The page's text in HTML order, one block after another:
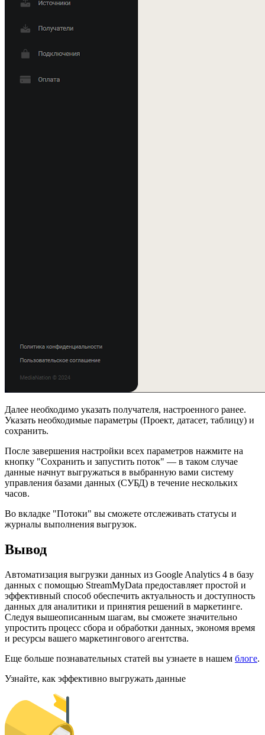
Далее необходимо указать получателя, настроенного ранее.
Указать необходимые параметры (Проект, датасет, таблицу) и
сохранить.
После завершения настройки всех параметров нажмите на
кнопку "Сохранить и запустить поток" — в таком случае
данные начнут выгружаться в выбранную вами систему
управления базами данных (СУБД) в течение нескольких
часов.
Во вкладке "Потоки" вы сможете отслеживать статусы и
журналы выполнения выгрузок.
Вывод
Автоматизация выгрузки данных из Google Analytics 4 в базу
данных с помощью StreamMyData предоставляет простой и
эффективный способ обеспечить актуальность и доступность
данных для аналитики и принятия решений в маркетинге.
Следуя вышеописанным шагам, вы сможете значительно
упростить процесс сбора и обработки данных, экономя время
и ресурсы вашего маркетингового агентства.
Еще больше познавательных статей вы узнаете в нашем блоге.
Узнайте, как эффективно выгружать данные